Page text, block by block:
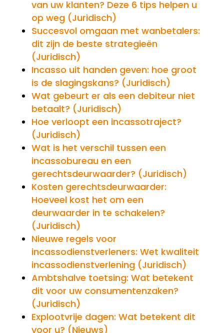
van uw klanten? Deze 6 tips helpen u
op weg (Juridisch)
Succesvol omgaan met wanbetalers:
dit zijn de beste strategieën
(Juridisch)
Incasso uit handen geven: hoe groot
is de slagingskans? (Juridisch)
Wat gebeurt er als een debiteur niet
betaalt? (Juridisch)
Hoe verloopt een incassotraject?
(Juridisch)
Wat is het verschil tussen een
incassobureau en een
gerechtsdeurwaarder? (Juridisch)
Kosten gerechtsdeurwaarder:
Hoeveel kost het om een
deurwaarder in te schakelen?
(Juridisch)
Nieuwe regels voor
incassodienstverleners: Wet kwaliteit
incassodienstverlening (Juridisch)
Ambtshalve toetsing: Wat betekent
dit voor uw consumentenzaken?
(Juridisch)
Explootvrije dagen: Wat betekent dit
voor u? (Nieuws)